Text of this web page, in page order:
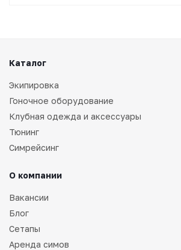
Каталог
Экипировка
Гоночное оборудование
Клубная одежда и аксессуары
Тюнинг
Симрейсинг
О компании
Вакансии
Блог
Сетапы
Аренда симов